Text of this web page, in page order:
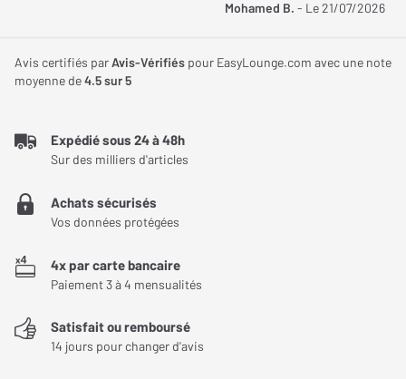
zone d'écoute pour vous assurer de pleinement profiter de la
Mohamed B. - Le 21/07/2026
Avis certifiés parAvis-Vérifiés pour EasyLounge.com avec une note
moyenne de4.5sur 5
Expédié sous 24 à 48h
Sur des milliers d'articles
Achats sécurisés
Vos données protégées
4x par carte bancaire
Paiement 3 à 4 mensualités
Satisfait ou remboursé
14 jours pour changer d'avis